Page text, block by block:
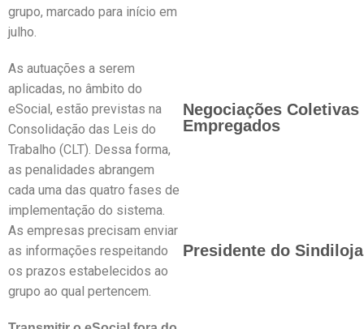
grupo, marcado para início em
julho.
As autuações a serem
aplicadas, no âmbito do
eSocial, estão previstas na
Consolidação das Leis do
Trabalho (CLT). Dessa forma,
as penalidades abrangem
cada uma das quatro fases de
implementação do sistema.
As empresas precisam enviar
as informações respeitando
os prazos estabelecidos ao
grupo ao qual pertencem.
Negociações
Empregados
Presidente do